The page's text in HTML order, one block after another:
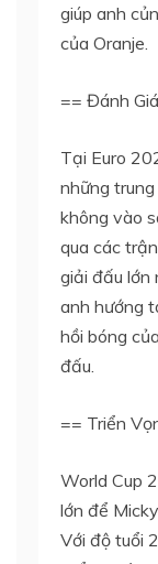
giúp anh
của Oranje.
== Đánh
Tại Euro
những
không vào
qua các
giải đấu lớn
anh hướng
hồi bóng
đấu.
== Triển
World Cup
lớn để
Với độ tuổi